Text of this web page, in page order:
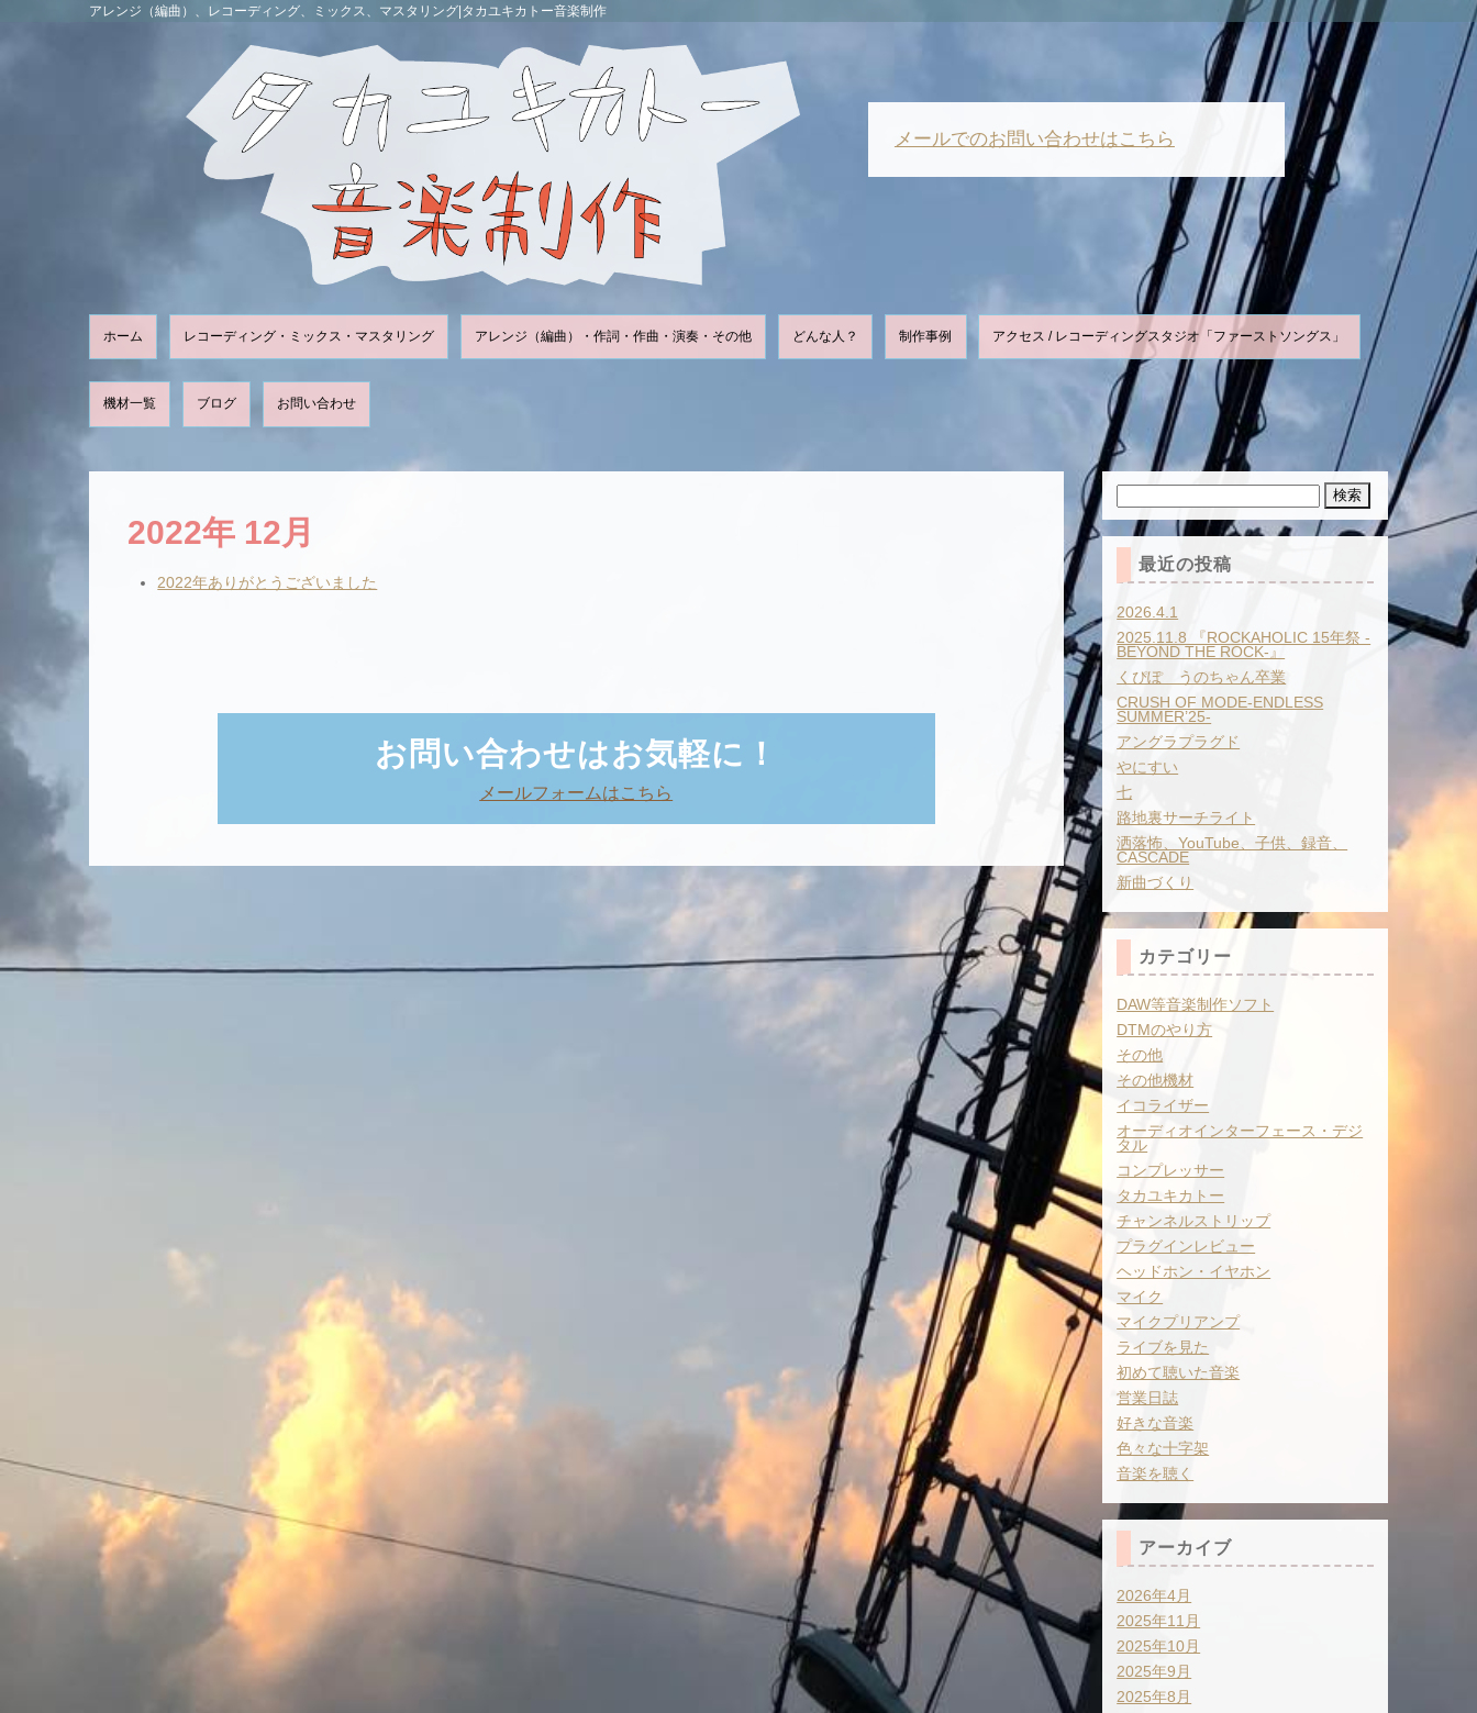
アレンジ（編曲）、レコーディング、ミックス、マスタリング|タカユキカトー音楽制作
メールでのお問い合わせはこちら
ホーム レコーディング・ミックス・マスタリング アレンジ（編曲）・作詞・作曲・演奏・その他 どんな人？ 制作事例 アクセス / レコーディングスタジオ「ファーストソングス」
機材一覧 ブログ お問い合わせ
2022年 12月
2022年ありがとうございました
お問い合わせはお気軽に！
メールフォームはこちら
検
索:
最近の投稿
2026.4.1
2025.11.8 『ROCKAHOLIC 15年祭 -
BEYOND THE ROCK-』
くぴぽ うのちゃん卒業
CRUSH OF MODE-ENDLESS
SUMMER’25-
アングラプラグド
やにすい
七
路地裏サーチライト
洒落怖、YouTube、子供、録音、
CASCADE
新曲づくり
カテゴリー
DAW等音楽制作ソフト
DTMのやり方
その他
その他機材
イコライザー
オーディオインターフェース・デジ
タル
コンプレッサー
タカユキカトー
チャンネルストリップ
プラグインレビュー
ヘッドホン・イヤホン
マイク
マイクプリアンプ
ライブを見た
初めて聴いた音楽
営業日誌
好きな音楽
色々な十字架
音楽を聴く
アーカイブ
2026年4月
2025年11月
2025年10月
2025年9月
2025年8月